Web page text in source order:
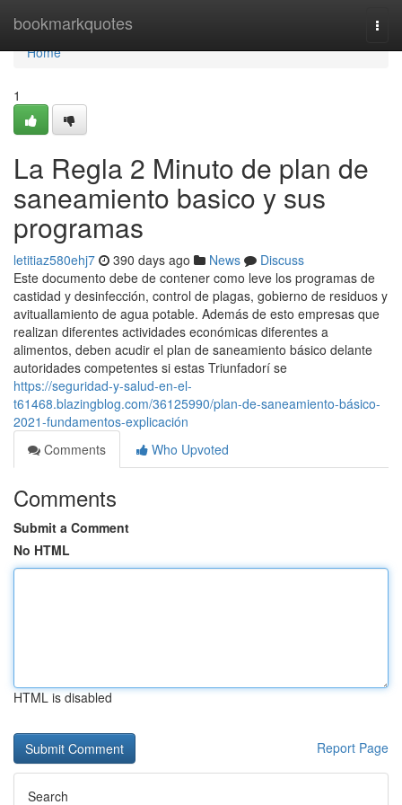
bookmarkquotes
Home
Home
1
La Regla 2 Minuto de plan de
saneamiento basico y sus
programas
letitiaz580ehj7 390 days ago News
Discuss
Este documento debe de contener como leve los programas de
castidad y desinfección, control de plagas, gobierno de residuos y
avituallamiento de agua potable. Además de esto empresas que
realizan diferentes actividades económicas diferentes a
alimentos, deben acudir el plan de saneamiento básico delante
autoridades competentes si estas Triunfadorí se
https://seguridad-y-salud-en-el-
t61468.blazingblog.com/36125990/plan-de-saneamiento-básico-
2021-fundamentos-explicación
Comments
Who Upvoted
Comments
Submit a Comment
No HTML
HTML is disabled
Report Page
Search